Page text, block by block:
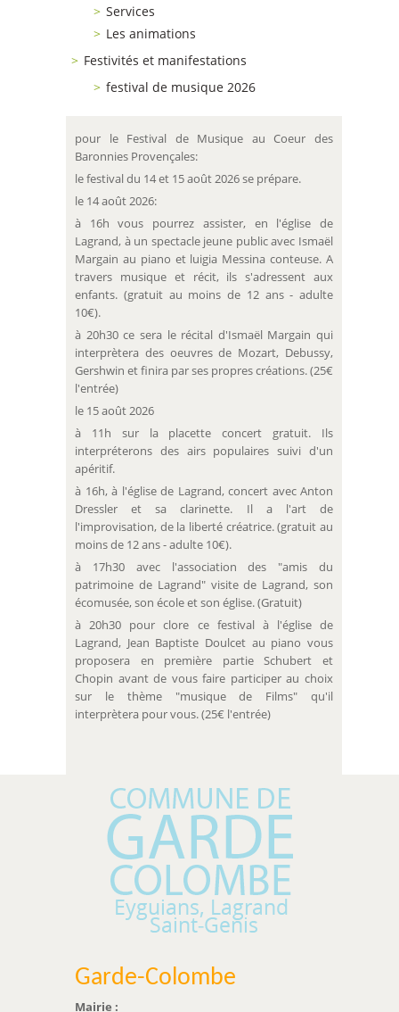
Services
Les animations
Festivités et manifestations
festival de musique 2026
pour le Festival de Musique au Coeur des
Baronnies Provençales:
le festival du 14 et 15 août 2026 se prépare.
le 14 août 2026:
à 16h vous pourrez assister, en l'église de
Lagrand, à un spectacle jeune public avec Ismaël
Margain au piano et luigia Messina conteuse. A
travers musique et récit, ils s'adressent aux
enfants. (gratuit au moins de 12 ans - adulte
10€).
à 20h30 ce sera le récital d'Ismaël Margain qui
interprètera des oeuvres de Mozart, Debussy,
Gershwin et finira par ses propres créations. (25€
l'entrée)
le 15 août 2026
à 11h sur la placette concert gratuit. Ils
interpréterons des airs populaires suivi d'un
apéritif.
à 16h, à l'église de Lagrand, concert avec Anton
Dressler et sa clarinette. Il a l'art de
l'improvisation, de la liberté créatrice. (gratuit au
moins de 12 ans - adulte 10€).
à 17h30 avec l'association des "amis du
patrimoine de Lagrand" visite de Lagrand, son
écomusée, son école et son église. (Gratuit)
à 20h30 pour clore ce festival à l'église de
Lagrand, Jean Baptiste Doulcet au piano vous
proposera en première partie Schubert et
Chopin avant de vous faire participer au choix
sur le thème "musique de Films" qu'il
interprètera pour vous. (25€ l'entrée)
Garde-Colombe
Mairie :